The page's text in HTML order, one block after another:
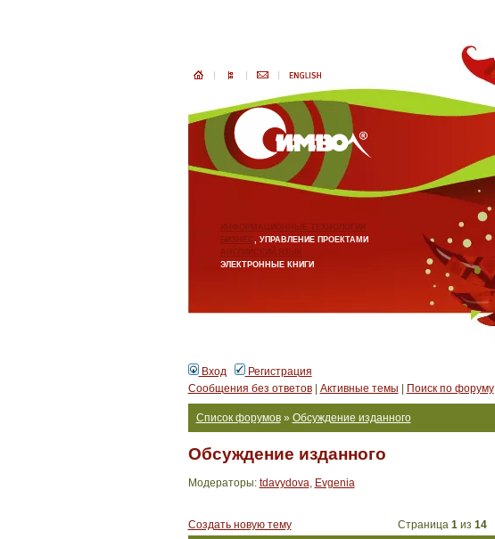
ИНФОРМАЦИОННЫЕ ТЕХНОЛОГИИ
БИЗНЕС, УПРАВЛЕНИЕ ПРОЕКТАМИ
АНГЛИЙСКИЙ ЯЗЫК
ЭЛЕКТРОННЫЕ КНИГИ
Вход
Регистрация
Сообщения без ответов| Активные темы Поиск по форуму
Список форумов» Обсуждение изданного
Обсуждение изданного
Модераторы: tdavydova, Evgenia
Создать новую тему Страница 1из 14